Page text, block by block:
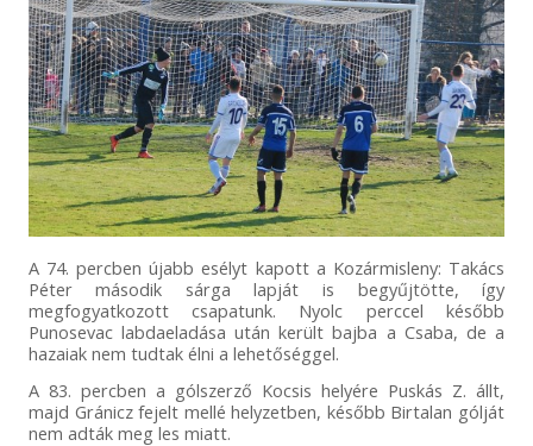
A 74. percben újabb esélyt kapott a Kozármisleny: Takács
Péter második sárga lapját is begyűjtötte, így
megfogyatkozott csapatunk. Nyolc perccel később
Punosevac labdaeladása után került bajba a Csaba, de a
hazaiak nem tudtak élni a lehetőséggel.
A 83. percben a gólszerző Kocsis helyére Puskás Z. állt,
majd Gránicz fejelt mellé helyzetben, később Birtalan gólját
nem adták meg les miatt.